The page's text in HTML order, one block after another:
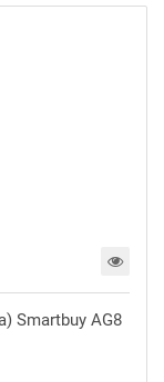
Smartbuy AG8